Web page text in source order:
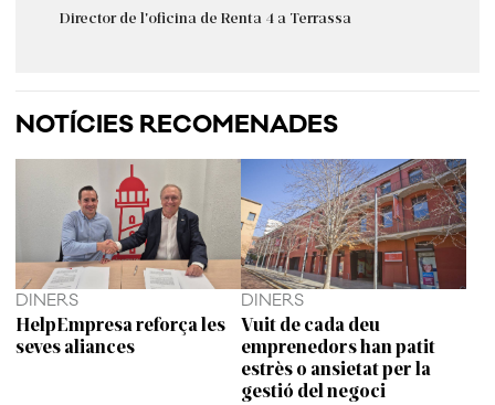
Director de l'oficina de Renta 4 a Terrassa
NOTÍCIES RECOMENADES
DINERS
HelpEmpresa reforça les
seves aliances
DINERS
Vuit de cada deu
emprenedors han patit
estrès o ansietat per la
gestió del negoci